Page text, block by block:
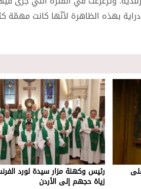
بهذه الظاهرة لأنّها كانت مهمّة
رئيس وكهنة مزار سيدة لورد
زياة حجهم إلى الأردن